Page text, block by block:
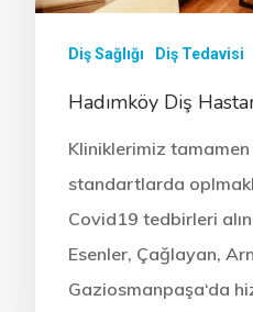
Diş Sağlığı Diş Tedavisi
Hadımköy Diş
Kliniklerimiz
standartlarda
Covid19 tedbirleri
Esenler, Çağlayan,
Gaziosmanpaşa‘da